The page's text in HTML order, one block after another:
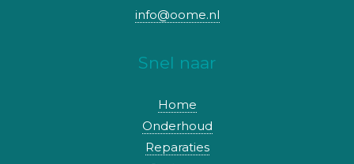
info@oome.nl
Snel naar
Home
Onderhoud
Reparaties